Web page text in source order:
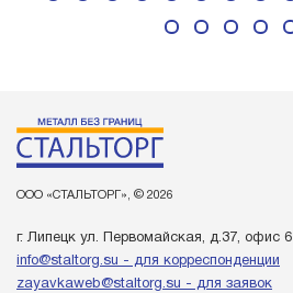
ООО «СТАЛЬТОРГ», © 2026
г. Липецк ул. Первомайская, д.37, офис 6
info@staltorg.su - для корреспонденции
zayavkaweb@staltorg.su - для заявок